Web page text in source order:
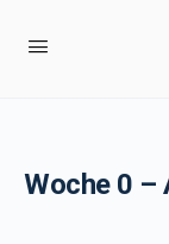
Woche 0 –